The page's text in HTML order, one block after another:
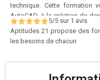
technique. Cette formation
AutoCAD, à la création de
arcs, polygones…), à la
jonction…) ainsi qu’aux outils
tableaux. Vous apprendrez
pédagogie pas-à-pas et des
5/5 sur 1 avis
Aptitudes 21 propose des
les besoins de chacun